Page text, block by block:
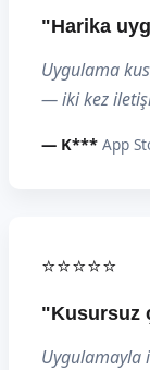
"Harika
Uygulama
— iki kez
— K*** App
⭐⭐⭐⭐⭐
"Kusursuz
Uygulamayla